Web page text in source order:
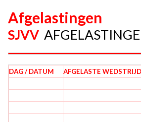
Afgelastingen
SJVV
DAG / DATUM AFGELASTE